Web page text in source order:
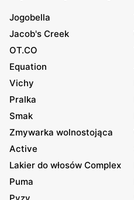
Jogobella
Jacob's Creek
OT.CO
Equation
Vichy
Pralka
Smak
Zmywarka wolnostojąca
Active
Lakier do włosów Complex
Puma